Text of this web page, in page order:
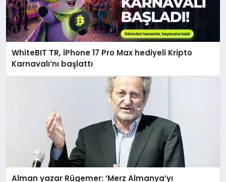
WhiteBIT TR, iPhone 17 Pro Max hediyeli Kripto
Karnavalı’nı başlattı
Alman yazar Rügemer: ‘Merz Almanya’yı